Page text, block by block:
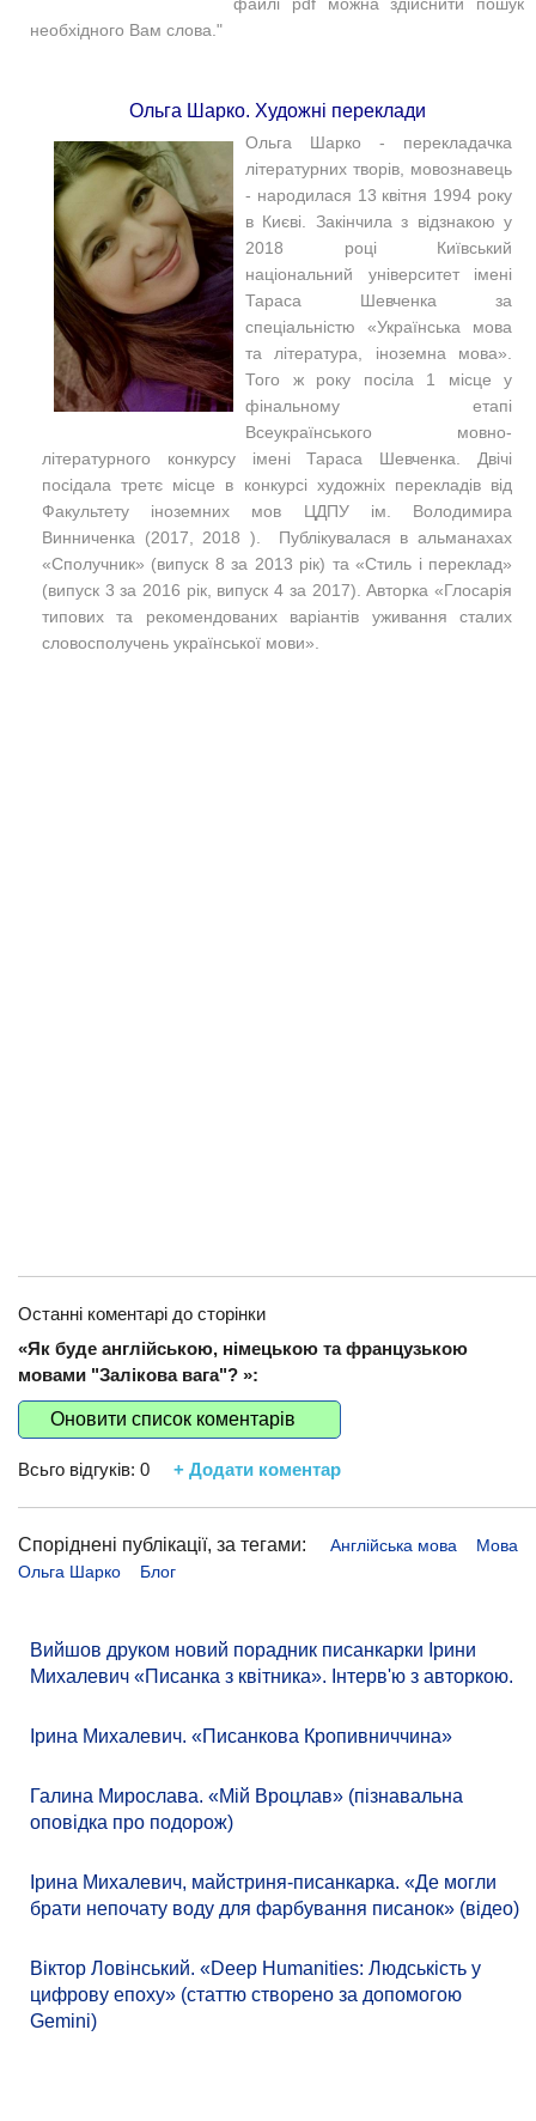
необхідного Вам слова."
Ольга Шарко. Художні переклади
Ольга Шарко - перекладачка
літературних творів, мовознавець
- народилася 13 квітня 1994 року
в Києві. Закінчила з відзнакою у
2018 році Київський
національний університет імені
Тараса Шевченка за
спеціальністю «Українська мова
та література, іноземна мова».
Того ж року посіла 1 місце у
фінальному етапі
Всеукраїнського мовно-
літературного конкурсу імені Тараса Шевченка. Двічі
посідала третє місце в конкурсі художніх перекладів від
Факультету іноземних мов ЦДПУ ім. Володимира
Винниченка (2017, 2018 ). Публікувалася в альманахах
«Сполучник» (випуск 8 за 2013 рік) та «Стиль і переклад»
(випуск 3 за 2016 рік, випуск 4 за 2017). Авторка «Глосарія
типових та рекомендованих варіантів уживання сталих
словосполучень української мови».
Останні коментарі до сторінки
«Як буде англійською, німецькою та французькою
мовами "Залікова вага"? »:
Оновити список коментарів
Всьго відгуків: 0 + Додати коментар
Споріднені публікації, за тегами: Англійська мова
Мова
Ольга Шарко
Блог
Вийшов друком новий порадник писанкарки Ірини
Михалевич «Писанка з квітника». Інтерв'ю з авторкою.
Ірина Михалевич. «Писанкова Кропивниччина»
Галина Мирослава. «Мій Вроцлав» (пізнавальна
оповідка про подорож)
Ірина Михалевич, майстриня-писанкарка. «Де могли
брати непочату воду для фарбування писанок» (відео)
Віктор Ловінський. «Deep Humanities: Людськість у
цифрову епоху» (статтю створено за допомогою
Gemini)